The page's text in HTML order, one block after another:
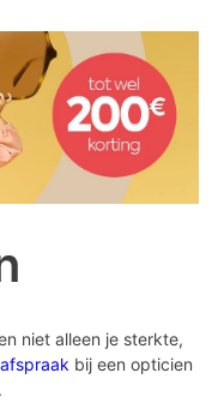
niet alleen je sterkte,
bij een opticien